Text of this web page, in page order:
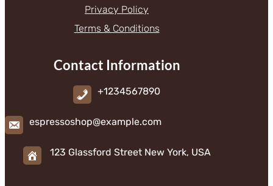
Privacy Policy
Terms & Conditions
Contact Information
+1234567890
espressoshop@example.com
123 Glassford Street New York, USA